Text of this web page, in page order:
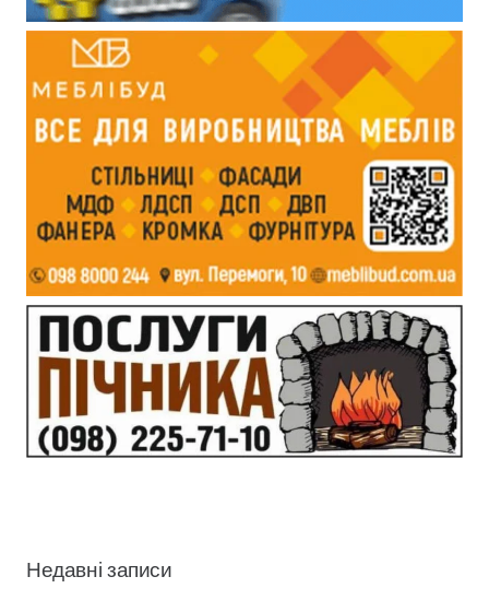
Недавні записи